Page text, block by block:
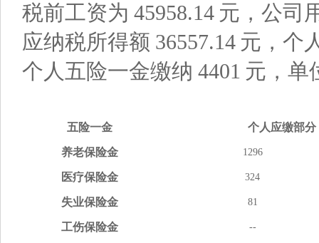
税前工资为 45958.14元，公司
应纳税所得额 36557.14元，个
个人五险一金缴纳 4401 元，单
五险一金 个人应缴部分
养老保险金 1296
医疗保险金 324
失业保险金 81
工伤保险金 --